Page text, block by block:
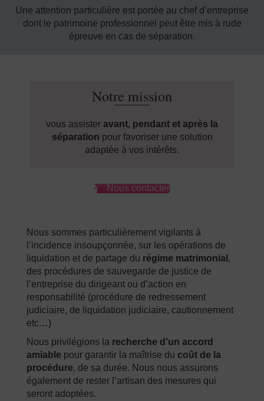
Une attention particulière est portée au chef d’entreprise
dont le patrimoine professionnel peut être mis à rude
épreuve en cas de séparation.
Notre mission
vous assister avant, pendant et après la
séparation pour favoriser une solution
adaptée à vos intérêts.
Nous contacter
Nous sommes particulièrement vigilants à
l’incidence insoupçonnée, sur les opérations de
liquidation et de partage du régime matrimonial ,
des procédures de sauvegarde de justice de
l’entreprise du dirigeant ou d’action en
responsabilité (procédure de redressement
judiciaire, de liquidation judiciaire, cautionnement
etc…)
Nous privilégions la recherche d'un accord
amiable pour garantir la maîtrise du coût de la
procédure, de sa durée. Nous nous assurons
également de rester l’artisan des mesures qui
seront adoptées.